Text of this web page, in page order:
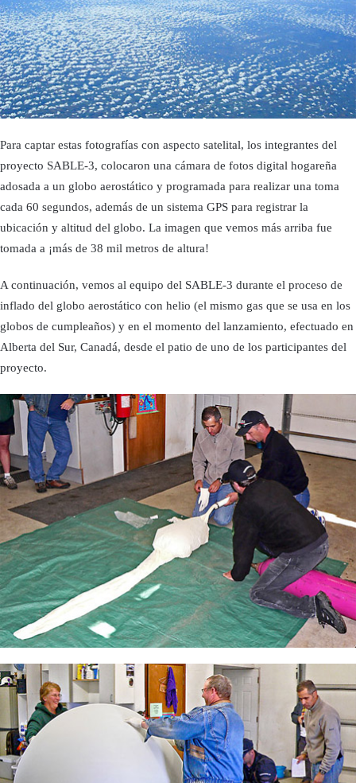
Para captar estas fotografí­as con aspecto satelital, los integrantes del
proyecto SABLE-3, colocaron una cámara de fotos digital hogareña
adosada a un globo aerostático y programada para realizar una toma
cada 60 segundos, además de un sistema GPS para registrar la
ubicación y altitud del globo. La imagen que vemos más arriba fue
tomada a ¡más de 38 mil metros de altura!
A continuación, vemos al equipo del SABLE-3 durante el proceso de
inflado del globo aerostático con helio (el mismo gas que se usa en los
globos de cumpleaños) y en el momento del lanzamiento, efectuado en
Alberta del Sur, Canadá, desde el patio de uno de los participantes del
proyecto.